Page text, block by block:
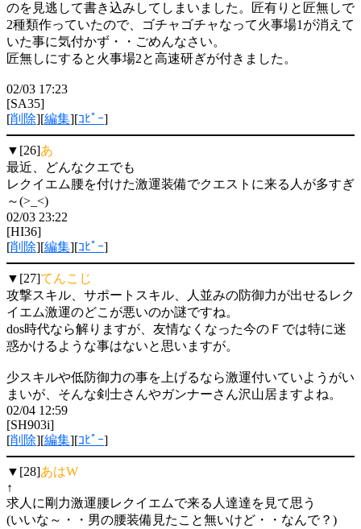
のを見逃して書き込みしてしまいました。匠有りと匠無しで
2種類作っていたので、ゴチャゴチャなって火事場1が消えて
いた事に気付かず・・ごめんなさい。
匠無しにすると火事場2と高速研ぎが付きました。
02/03 17:23
[SA35]
[削除][編集][ｺﾋﾟｰ]
▼[26]あ
最近、どんなクエでも
レクイエム腰を付けた激運装備でクエストに来る人が多すぎ
～(>_<)
02/03 23:22
[HI36]
[削除][編集][ｺﾋﾟｰ]
▼[27]てんこじ
攻撃スキル、サポートスキル、人並みの防御力が出せるレク
イエム激運のどこが悪いのか謎ですね。
dos時代なら解りますが、友情なくなった今のＦでは特に迷
惑かけるような事はないと思いますが。
少スキルや低防御力の事を上げるなら激運付いていようがい
まいが、そんな剣士さんやガンナーさん沢山居ますよね。
02/04 12:59
[SH903i]
[削除][編集][ｺﾋﾟｰ]
▼[28]あはW
↑
求人に剛力激運腰レクイエムで来る人達達を見て思う
(いいな～・・男の腰装備見たこと無いけど・・なんで？)